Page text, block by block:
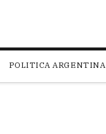
POLITICA ARGENTINA